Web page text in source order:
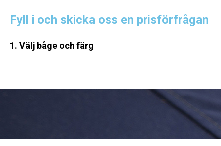
Fyll i och skicka oss en prisförfrågan
1. Välj båge och färg